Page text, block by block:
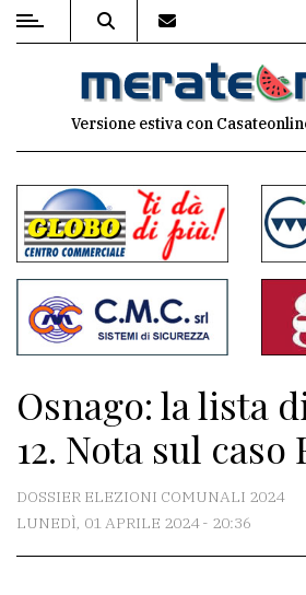
MENU
commenti
Contenuti
del
sito
Associazioni
Meteo
Versione estiva con
Osnago: la lista
12. Nota sul
DOSSIER ELEZIONI COMUNALI 2024
LUNEDÌ, 01 APRILE 2024 - 20:36